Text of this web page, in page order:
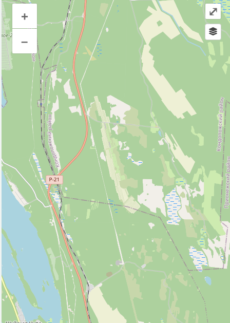
Сайты гостиниц
Инфраструктура
Автозаправочная станция (2)
Автопарковка (16)
Банк (1)
Водонапорная башня (1)
Гостевой дом (2)
Кафе (1)
Колодец (1)
Магазин (13)
Место для костра (3)
Место для пикника (1)
Почта (1)
Смотровая площадка (5)
Стадион (2)
Охотничья вышка (1)
Исторические объекты
Памятник (1)
Природные объекты
Источник (1)
Пляж (1)
+
–
⤢